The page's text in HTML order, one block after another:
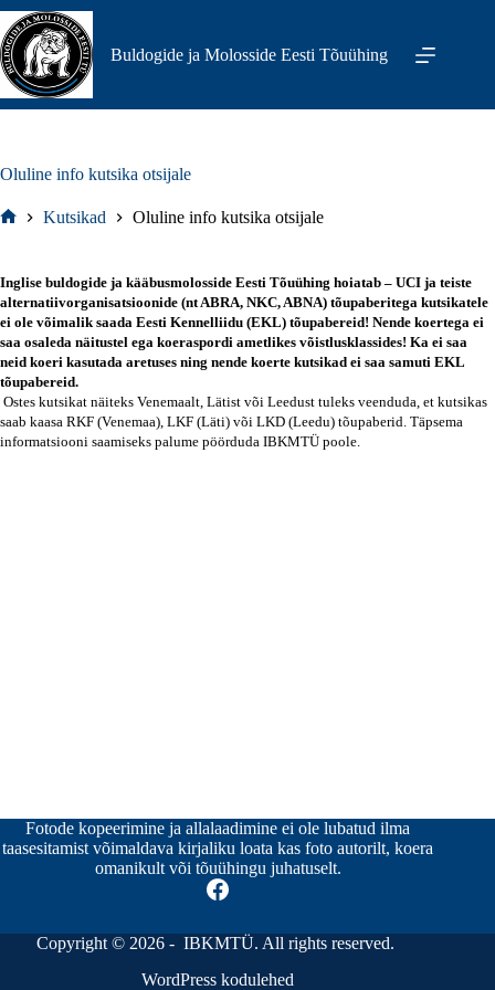
Skip
to
content
Buldogide ja Molosside Eesti Tõuühing
Oluline info kutsika otsijale
Kutsikad Oluline info kutsika otsijale
Inglise buldogide ja kääbusmolosside Eesti Tõuühing hoiatab – UCI ja teiste
alternatiivorganisatsioonide (nt ABRA, NKC, ABNA) tõupaberitega kutsikatele
ei ole võimalik saada Eesti Kennelliidu (EKL) tõupabereid! Nende koertega ei
saa osaleda näitustel ega koeraspordi ametlikes võistlusklassides! Ka ei saa
neid koeri kasutada aretuses ning nende koerte kutsikad ei saa samuti EKL
tõupabereid.
Ostes kutsikat näiteks Venemaalt, Lätist või Leedust tuleks veenduda, et kutsikas
saab kaasa RKF (Venemaa), LKF (Läti) või LKD (Leedu) tõupaberid. Täpsema
informatsiooni saamiseks palume pöörduda IBKMTÜ poole.
Fotode kopeerimine ja allalaadimine ei ole lubatud ilma
taasesitamist võimaldava kirjaliku loata kas foto autorilt, koera
omanikult või tõuühingu juhatuselt.
Copyright © 2026 - IBKMTÜ. All rights reserved.
WordPress kodulehed